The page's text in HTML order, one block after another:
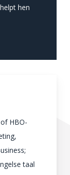
hen
HBO-
taal